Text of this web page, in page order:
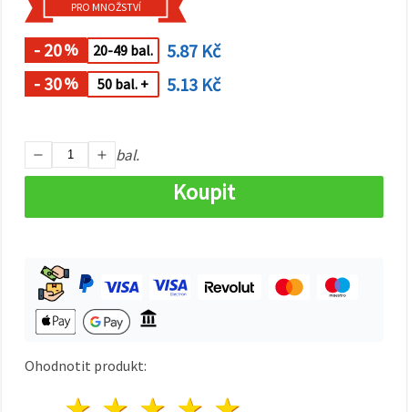
Nastavení
výběrem
daného
cookies a
kliknutím
na tlačítko
Přijmout
Nastavení
PRO MNOŽSTVÍ
- 20% 20-49 bal.
5.87 Kč
- 30% 50 bal. + 5.13 Kč
bal.
Koupit
Ohodnotit produkt: